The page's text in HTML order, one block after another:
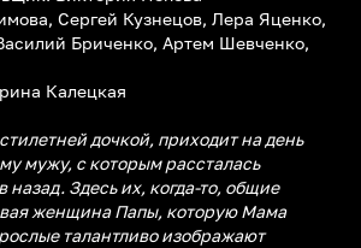
Сергей Кузнецов, Лера Яценко,
Бриченко, Артем Шевченко,
Калецкая
дочкой, приходит на день
мужу, с которым рассталась
назад. Здесь их, когда-то, общие
женщина Папы, которую Мама
талантливо изображают